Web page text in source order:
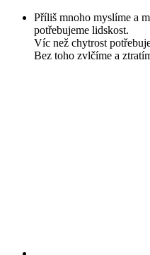
Příliš mnoho myslíme a
potřebujeme lidskost.
Víc než chytrost
Bez toho zvlčíme a